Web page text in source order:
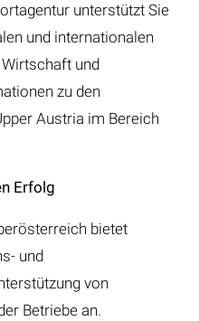
unterstützt Sie
und internationalen
und
zu den
Austria im Bereich
Erfolg
bietet
und
von
Betriebe an.